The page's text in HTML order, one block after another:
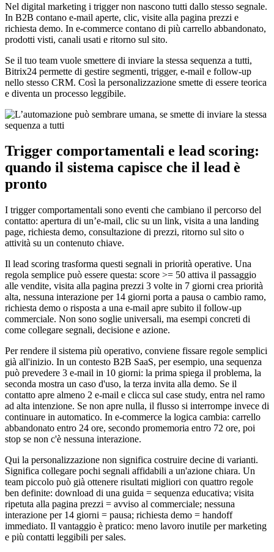
Nel digital marketing i trigger non nascono tutti dallo stesso segnale.
In B2B contano e-mail aperte, clic, visite alla pagina prezzi e
richiesta demo. In e-commerce contano di più carrello abbandonato,
prodotti visti, canali usati e ritorno sul sito.
Se il tuo team vuole smettere di inviare la stessa sequenza a tutti,
Bitrix24 permette di gestire segmenti, trigger, e-mail e follow-up
nello stesso CRM. Così la personalizzazione smette di essere teorica
e diventa un processo leggibile.
Trigger comportamentali e lead scoring:
quando il sistema capisce che il lead è
pronto
I trigger comportamentali sono eventi che cambiano il percorso del
contatto: apertura di un’e-mail, clic su un link, visita a una landing
page, richiesta demo, consultazione di prezzi, ritorno sul sito o
attività su un contenuto chiave.
Il lead scoring trasforma questi segnali in priorità operative. Una
regola semplice può essere questa: score >= 50 attiva il passaggio
alle vendite, visita alla pagina prezzi 3 volte in 7 giorni crea priorità
alta, nessuna interazione per 14 giorni porta a pausa o cambio ramo,
richiesta demo o risposta a una e-mail apre subito il follow-up
commerciale. Non sono soglie universali, ma esempi concreti di
come collegare segnali, decisione e azione.
Per rendere il sistema più operativo, conviene fissare regole semplici
già all'inizio. In un contesto B2B SaaS, per esempio, una sequenza
può prevedere 3 e-mail in 10 giorni: la prima spiega il problema, la
seconda mostra un caso d'uso, la terza invita alla demo. Se il
contatto apre almeno 2 e-mail e clicca sul case study, entra nel ramo
ad alta intenzione. Se non apre nulla, il flusso si interrompe invece di
continuare in automatico. In e-commerce la logica cambia: carrello
abbandonato entro 24 ore, secondo promemoria entro 72 ore, poi
stop se non c'è nessuna interazione.
Qui la personalizzazione non significa costruire decine di varianti.
Significa collegare pochi segnali affidabili a un'azione chiara. Un
team piccolo può già ottenere risultati migliori con quattro regole
ben definite: download di una guida = sequenza educativa; visita
ripetuta alla pagina prezzi = avviso al commerciale; nessuna
interazione per 14 giorni = pausa; richiesta demo = handoff
immediato. Il vantaggio è pratico: meno lavoro inutile per marketing
e più contatti leggibili per sales.